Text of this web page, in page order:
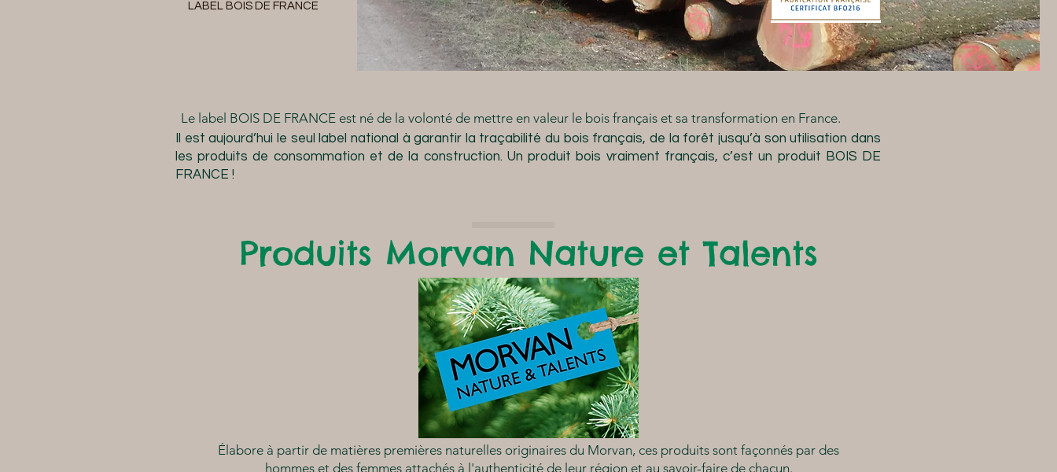
Le label BOIS DE FRANCE est né de la volonté de mettre en valeur le bois français et sa transformation en France.
Il est aujourd’hui le seul label national à garantir la traçabilité du bois français, de la forêt jusqu’à son utilisation dans
les produits de consommation et de la construction. Un produit bois vraiment français, c’est un produit BOIS DE
FRANCE !
LABEL BOIS DE FRANCE
Produits Morvan Nature et Talents
Élabore à partir de matières premières naturelles originaires du Morvan, ces produits sont façonnés par des
hommes et des femmes attachés à l'authenticité de leur région et au savoir-faire de chacun.